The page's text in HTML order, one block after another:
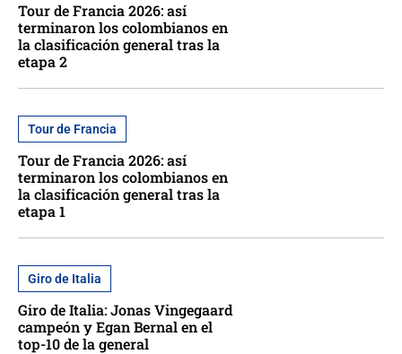
Tour de Francia 2026: así
terminaron los colombianos en
la clasificación general tras la
etapa 2
Tour de Francia
Tour de Francia 2026: así
terminaron los colombianos en
la clasificación general tras la
etapa 1
Giro de Italia
Giro de Italia: Jonas Vingegaard
campeón y Egan Bernal en el
top-10 de la general